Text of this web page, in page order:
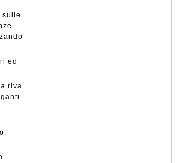
sulle
ed
riva